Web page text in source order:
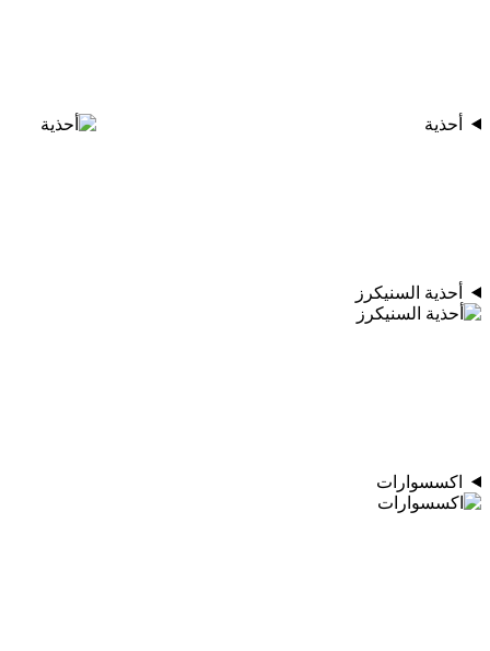
أحذية
أحذية السنيكرز
اكسسوارات